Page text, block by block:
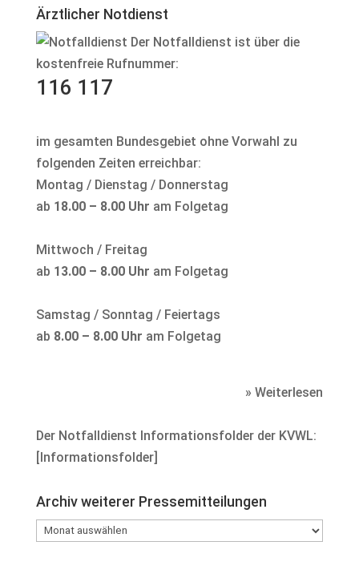
Ärztlicher Notdienst
Der Notfalldienst ist über die
kostenfreie Rufnummer:
116 117
im gesamten Bundesgebiet ohne Vorwahl zu
folgenden Zeiten erreichbar:
Montag / Dienstag / Donnerstag
ab 18.00 – 8.00 Uhr am Folgetag
Mittwoch / Freitag
ab 13.00 – 8.00 Uhr am Folgetag
Samstag / Sonntag / Feiertags
ab 8.00 – 8.00 Uhr am Folgetag
» Weiterlesen
Der Notfalldienst Informationsfolder der KVWL:
[Informationsfolder]
Archiv weiterer Pressemitteilungen
Archiv